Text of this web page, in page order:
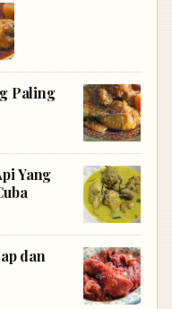
Paling
Yang
dan